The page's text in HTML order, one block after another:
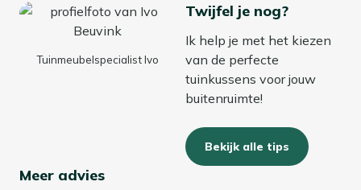
Tuinmeubelspecialist Ivo
Twijfel je nog?
Ik help je met het kiezen
van de perfecte
tuinkussens voor jouw
buitenruimte!
Bekijk alle tips
Meer advies